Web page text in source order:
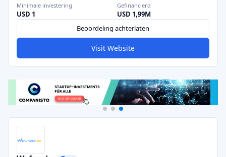
Minimale investering
USD 1
Gefinancierd
USD 1,99M
Beoordeling achterlaten
Visit Website